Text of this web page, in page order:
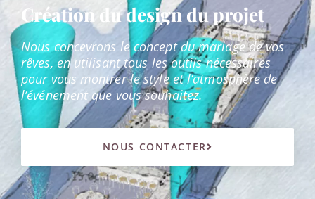
Création du design du projet
Nous concevrons le concept du mariage de vos
rêves, en utilisant tous les outils nécessaires
pour vous montrer le style et l’atmosphère de
l’événement que vous souhaitez.
NOUS CONTACTER